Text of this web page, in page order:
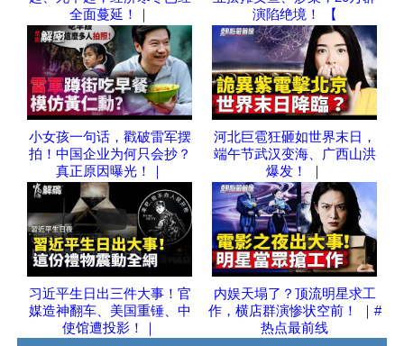
全面蔓延！｜
演陷绝境！ 【
小女孩一句话，戳破雷军摆
拍！中国企业为何只会抄？
真正原因曝光！｜
河北巨雹狂砸如世界末日，
端午节武汉变海、广西山洪
爆发！ ｜
习近平生日出三件大事！官
媒造神翻车、美国重锤、中
使馆遭投影！｜
内娱天塌了？顶流明星求工
作，横店群演惨状空前！ ｜#
热点最前线